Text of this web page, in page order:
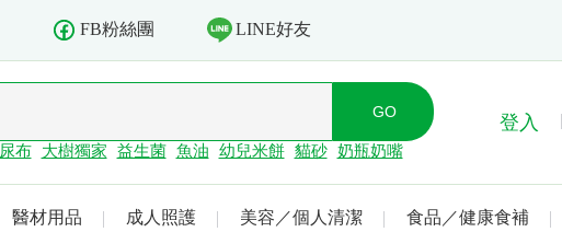
FB粉絲團 LINE好友
尿布 大樹獨家 益生菌 魚油 幼兒米餅 貓砂 奶瓶奶嘴
登入
醫材用品 成人照護 美容／個人清潔 食品／健康食補